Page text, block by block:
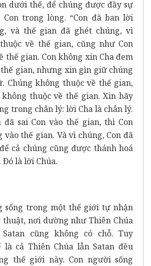
dưới thế, để chúng được đầy sự
trong lòng. “Con đã ban lời
và thế gian đã ghét chúng, vì
về thế gian, cũng như Con
thế gian. Con không xin Cha đem
gian, nhưng xin gìn giữ chúng
Chúng không thuộc về thế gian,
thuộc về thế gian. Xin hãy
trong chân lý: lời Cha là chân lý.
đã sai Con vào thế gian, thì Con
vào thế gian. Và vì chúng, Con đã
cả chúng cũng được thánh hoá
là lời Chúa.
sống trong một thế giới tự nhận
thuật, nơi dường như Thiên Chúa
cũng không có chỗ. Tuy
cả Thiên Chúa lẫn Satan đều
thế giới này. Con người sống